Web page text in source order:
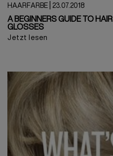
HAARFARBE| 23.07.2018
A BEGINNERS GUIDE TO HAIR
GLOSSES
Jetzt lesen